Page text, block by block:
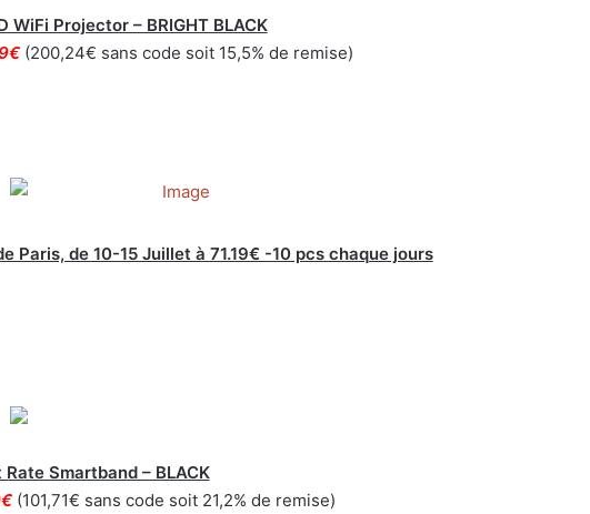
WiFi Projector – BRIGHT BLACK
(200,24€ sans code soit 15,5% de remise)
Paris, de 10-15 Juillet à 71.19€ -10 pcs chaque jours
Smartband – BLACK
(101,71€ sans code soit 21,2% de remise)